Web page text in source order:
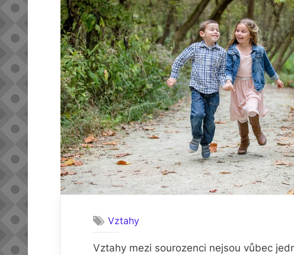
Vztahy
Vztahy mezi sourozenci nejsou vůbec